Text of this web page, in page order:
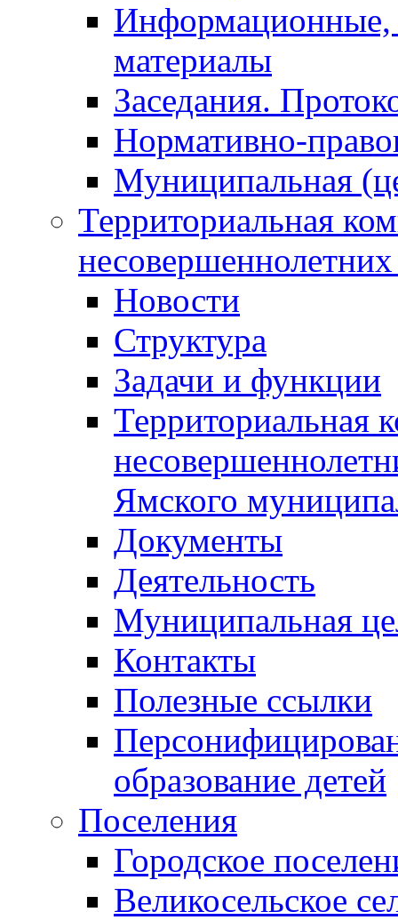
Информационные,
материалы
Заседания.
Нормативно-
Муниципальная
Территориальная
Новости
Структура
Задачи и функции
Территориальная
Ямского
Документы
Деятельность
Муниципальная
Контакты
Полезные ссылки
образование детей
Поселения
Городское
Великосельское